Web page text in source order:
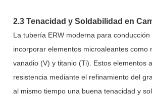
2.3 Tenacidad y Soldabilidad en
La tubería ERW moderna para
incorporar elementos microaleantes como
vanadio (V) y titanio (Ti). Estos elementos
resistencia mediante el refinamiento del
al mismo tiempo una buena tenacidad y